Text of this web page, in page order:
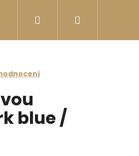
Yoga sport Termoska
Přihlášení
blue /